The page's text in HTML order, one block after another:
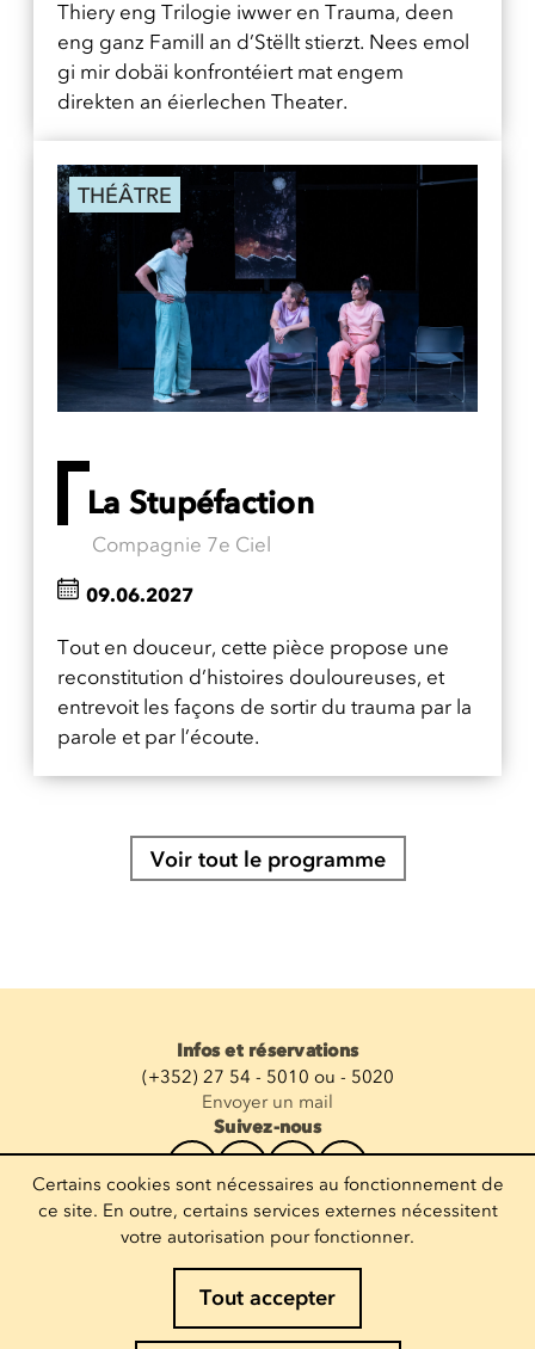
Thiery eng Trilogie iwwer en Trauma, deen
eng ganz Famill an d’Stëllt stierzt. Nees emol
gi mir dobäi konfrontéiert mat engem
direkten an éierlechen Theater.
THÉÂTRE
La Stupéfaction
Compagnie 7e Ciel
Tout en douceur, cette pièce propose une
reconstitution d’histoires douloureuses, et
entrevoit les façons de sortir du trauma par la
parole et par l’écoute.
09.06.2027
Voir tout le programme
Infos et réservations
(+352) 27 54 - 5010 ou - 5020
Envoyer un mail
Suivez-nous
Recevoir la newsletter
Entrez votre mail
Certains cookies sont nécessaires au fonctionnement de
ce site. En outre, certains services externes nécessitent
votre autorisation pour fonctionner.
Tout accepter